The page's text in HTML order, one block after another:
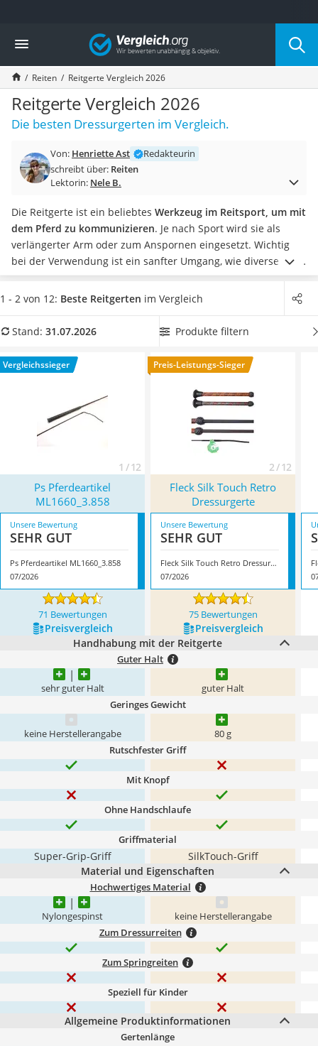
Die beliebtesten Vergleiche nach Kategorie
Freizeit & Sport
Gartentrampolin
Trampolin
Metalldetektor
Eufab-Fahrradträger
Trampolin 366 cm
Aluminium-Koffer
Futterboot
E-Bike-Dreirad
Trekkingschuhe Herren
Reisetasche mit Rollen
Klimmzugstation
Koffer
Nachtsichtgerät
Handgepäck-Koffer
Wanderschuhe Herren
Sicherheitsweste Reiten
Vergleich
Reiten Reitgerte Vergleich 2026
Reitgerte Vergleich 2026
Die besten Dressurgerten im Vergleich.
Von: Henriette Ast
Redakteurin
schreibt über: Reiten
Lektorin: Nele B.
Die Reitgerte ist ein beliebtes Werkzeug im Reitsport, um mit
dem Pferd zu kommunizieren. Je nach Sport wird sie als
verlängerter Arm oder zum Anspornen eingesetzt. Wichtig
bei der Verwendung ist ein sanfter Umgang, wie diverse Tests
im Internet zeigen. Das Pferd soll mit der Gerte lediglich
angetippt und nicht schmerzhaft geschlagen werden. Zudem
Wählen Sie jetzt aus unserer Vergleichstabelle eine
und verletzen . Überzeugt hat uns hier im Juli 2026 besonders
das ModellPs Pferdeartikel ML1660_3.858* mit seinen
1 - 2 von 12: Beste Reitgerten im Vergleich
Stand: 31.07.2026 Produkte filtern
Vergleichssieger
1 / 12
Preis-Leistungs-Sieger
2 / 12
Ps Pferdeartikel
ML1660_3.858
Fleck Silk Touch Retro
Dressurgerte
Unsere Bewertung
SEHR GUT
Ps Pferdeartikel ML1660_3.858
07/2026
Unsere Bewertung
SEHR GUT
Fleck Silk Touch Retro Dressurgerte
07/2026
71 Bewertungen 75 Bewertungen
Preis­vergleich
Preis­vergleich
Handhabung mit der Reitgerte
Guter Halt
sehr guter Halt guter Halt
Geringes Gewicht
keine Herstellerangabe 80 g
Rutschfester Griff
Mit Knopf
Ohne Handschlaufe
Griffmaterial
Super-Grip-Griff
SilkTouch-Griff
Material und Eigenschaften
Hochwertiges Material
Nylongespinst keine Herstellerangabe
Zum Dressurreiten
Zum Springreiten
Speziell für Kinder
Allgemeine Produktinformationen
Gertenlänge